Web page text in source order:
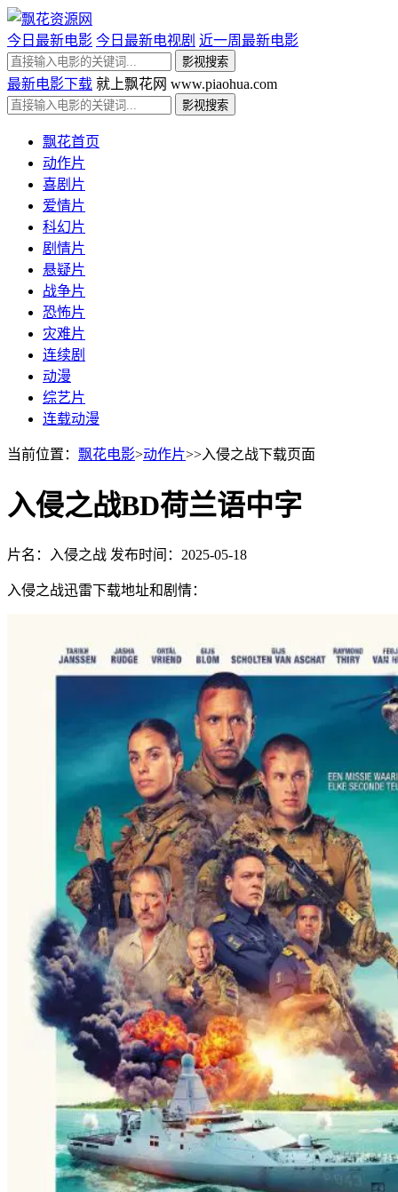
今日最新电影 今日最新电视剧 近一周最新电影
最新电影下载 就上飘花网 www.piaohua.com
飘花首页
动作片
喜剧片
爱情片
科幻片
剧情片
悬疑片
战争片
恐怖片
灾难片
连续剧
动漫
综艺片
连载动漫
当前位置： 飘花电影>动作片>>入侵之战下载页面
入侵之战BD荷兰语中字
片名：入侵之战 发布时间：2025-05-18
入侵之战迅雷下载地址和剧情：